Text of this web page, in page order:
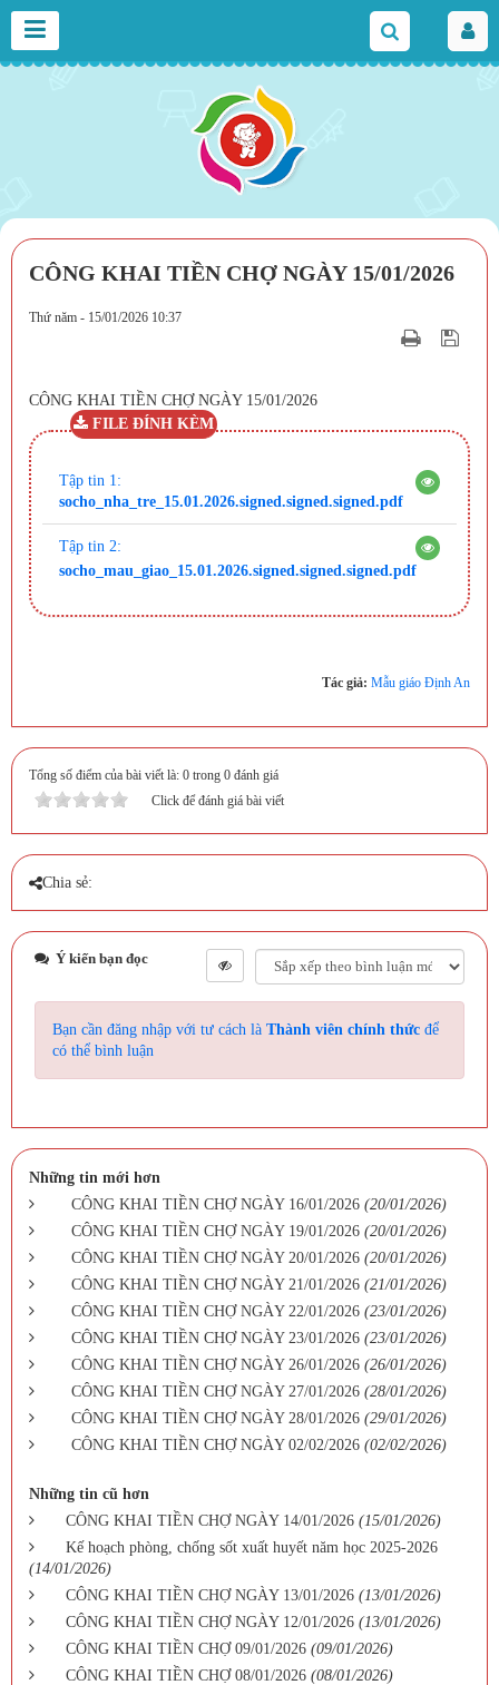
CÔNG KHAI TIỀN CHỢ NGÀY 15/01/2026
Thứ năm - 15/01/2026 10:37
CÔNG KHAI TIỀN CHỢ NGÀY 15/01/2026
FILE ĐÍNH KÈM
Tập tin 1:
socho_nha_tre_15.01.2026.signed.signed.signed.pdf
Tập tin 2:
socho_mau_giao_15.01.2026.signed.signed.signed.pdf
Tác giả: Mẫu giáo Định An
Tổng số điểm của bài viết là: 0 trong 0 đánh giá
Click để đánh giá bài viết
Chia sẻ:
Ý kiến bạn đọc
Bạn cần đăng nhập với tư cách là Thành viên chính thức để
có thể bình luận
Những tin mới hơn
CÔNG KHAI TIỀN CHỢ NGÀY 16/01/2026 (20/01/2026)
CÔNG KHAI TIỀN CHỢ NGÀY 19/01/2026 (20/01/2026)
CÔNG KHAI TIỀN CHỢ NGÀY 20/01/2026 (20/01/2026)
CÔNG KHAI TIỀN CHỢ NGÀY 21/01/2026 (21/01/2026)
CÔNG KHAI TIỀN CHỢ NGÀY 22/01/2026 (23/01/2026)
CÔNG KHAI TIỀN CHỢ NGÀY 23/01/2026 (23/01/2026)
CÔNG KHAI TIỀN CHỢ NGÀY 26/01/2026 (26/01/2026)
CÔNG KHAI TIỀN CHỢ NGÀY 27/01/2026 (28/01/2026)
CÔNG KHAI TIỀN CHỢ NGÀY 28/01/2026 (29/01/2026)
CÔNG KHAI TIỀN CHỢ NGÀY 02/02/2026 (02/02/2026)
Những tin cũ hơn
CÔNG KHAI TIỀN CHỢ NGÀY 14/01/2026 (15/01/2026)
Kế hoạch phòng, chống sốt xuất huyết năm học 2025-2026
(14/01/2026)
CÔNG KHAI TIỀN CHỢ NGÀY 13/01/2026 (13/01/2026)
CÔNG KHAI TIỀN CHỢ NGÀY 12/01/2026 (13/01/2026)
CÔNG KHAI TIỀN CHỢ 09/01/2026 (09/01/2026)
CÔNG KHAI TIỀN CHỢ 08/01/2026 (08/01/2026)